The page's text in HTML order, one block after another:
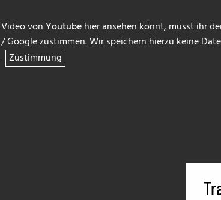
BFF
Video vonYoutubehier ansehen könnt, müsst ihr
Google zustimmen. Wir speichern hierzu keine
Zustimmung